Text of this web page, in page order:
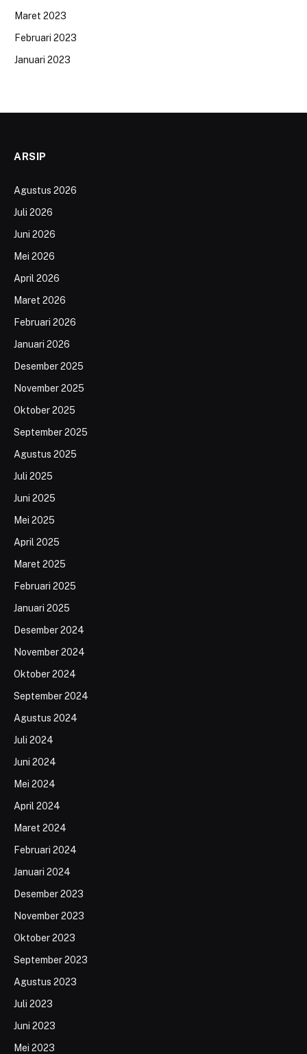
Maret 2023
Februari 2023
Januari 2023
ARSIP
Agustus 2026
Juli 2026
Juni 2026
Mei 2026
April 2026
Maret 2026
Februari 2026
Januari 2026
Desember 2025
November 2025
Oktober 2025
September 2025
Agustus 2025
Juli 2025
Juni 2025
Mei 2025
April 2025
Maret 2025
Februari 2025
Januari 2025
Desember 2024
November 2024
Oktober 2024
September 2024
Agustus 2024
Juli 2024
Juni 2024
Mei 2024
April 2024
Maret 2024
Februari 2024
Januari 2024
Desember 2023
November 2023
Oktober 2023
September 2023
Agustus 2023
Juli 2023
Juni 2023
Mei 2023